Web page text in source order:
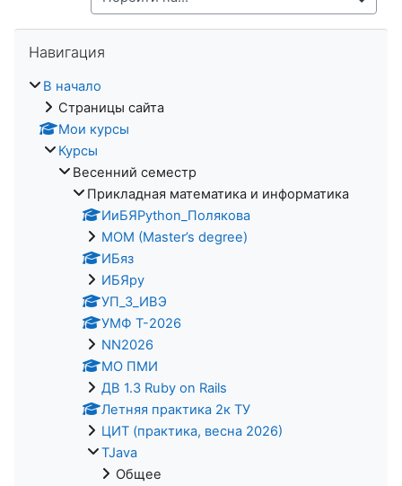
Навигация
В начало
Страницы сайта
Мои курсы
Курсы
Весенний семестр
Прикладная математика и информатика
ИиБЯPython_Полякова
MOM (Master’s degree)
ИБяз
ИБЯpy
УП_3_ИВЭ
УМФ Т-2026
NN2026
МО ПМИ
ДВ 1.3 Ruby on Rails
Летняя практика 2к ТУ
ЦИТ (практика, весна 2026)
TJava
Общее